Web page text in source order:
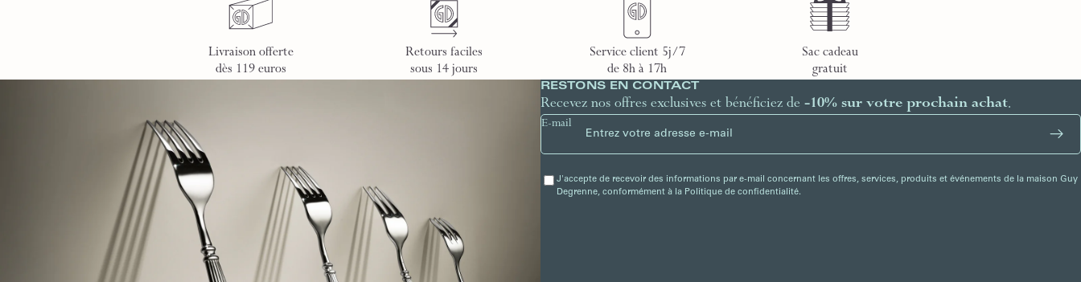
Livraison offerte
dès 119 euros
Retours faciles
sous 14 jours
Service client 5j/7
de 8h à 17h
Sac cadeau
gratuit
RESTONS EN CONTACT
Recevez nos offres exclusives et bénéficiez de -10% sur votre prochain achat.
E-mail
J'accepte de recevoir des informations par e-mail concernant les offres, services, produits et événements de la maison Guy
Degrenne, conformément à la Politique de confidentialité.